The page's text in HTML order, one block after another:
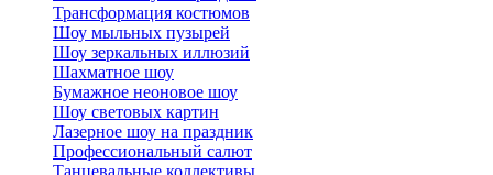
Трансформация костюмов
Шоу мыльных пузырей
Шоу зеркальных иллюзий
Шахматное шоу
Бумажное неоновое шоу
Шоу световых картин
Лазерное шоу на праздник
Профессиональный салют
Танцевальные коллективы